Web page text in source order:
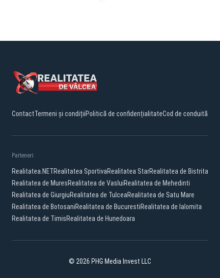
ContactTermeni și condițiiPolitică de confidențialitateCod de conduită
Parteneri:
Realitatea.NETRealitatea SportivaRealitatea StarRealitatea de Bistrita
Realitatea de MuresRealitatea de VasluiRealitatea de Mehedinti
Realitatea de GiurgiuRealitatea de TulceaRealitatea de Satu Mare
Realitatea de BotosaniRealitatea de BucurestiRealitatea de Ialomita
Realitatea de TimisRealitatea de Hunedoara
© 2026 PHG Media Invest LLC